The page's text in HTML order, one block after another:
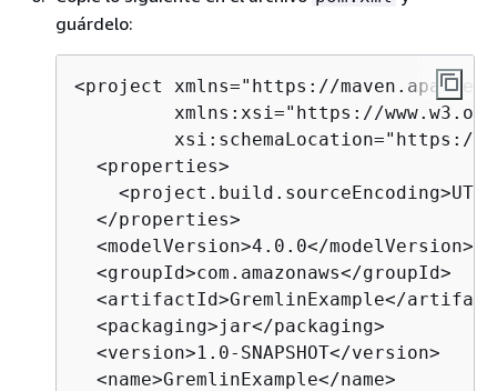
guárdelo:
<project xmlns="https://
xmlns:xsi="https://
  <properties>
  </properties>
  <modelVersion>4.0.0</modelVersion>
  <groupId>com.amazonaws</groupId>
<artifactId>GremlinExample</
  <packaging>jar</packaging>
  <version>1.0-SNAPSHOT</version>
  <name>GremlinExample</name>